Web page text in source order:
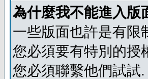
為什麼我不能進入版
一些版面也許是有限
您必須要有特別的授
您必須聯繫他們試試.